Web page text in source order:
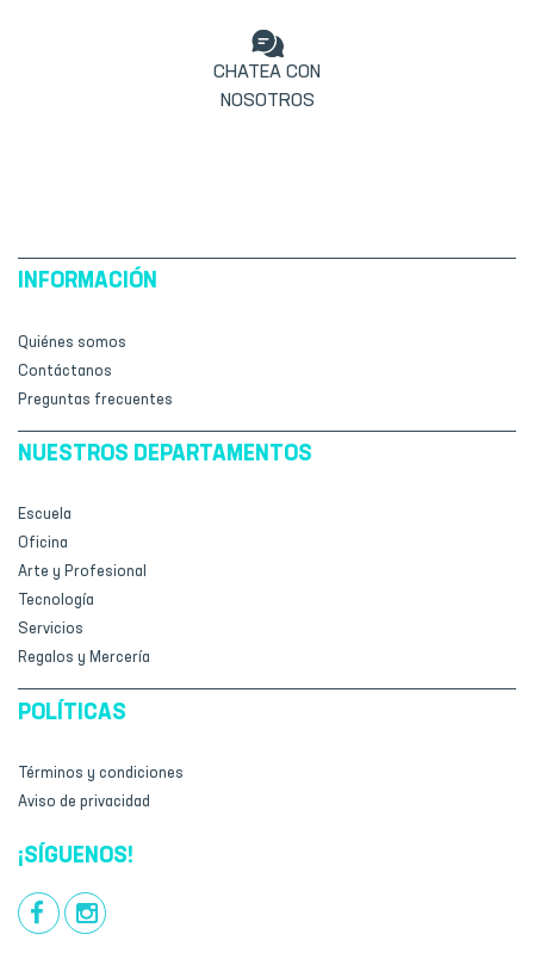
CHATEA CON
NOSOTROS
INFORMACIÓN
Quiénes somos
Contáctanos
Preguntas frecuentes
NUESTROS DEPARTAMENTOS
Escuela
Oficina
Arte y Profesional
Tecnología
Servicios
Regalos y Mercería
POLÍTICAS
Términos y condiciones
Aviso de privacidad
¡SÍGUENOS!